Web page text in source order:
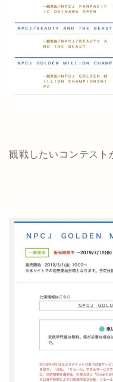
観戦したいコンテスト